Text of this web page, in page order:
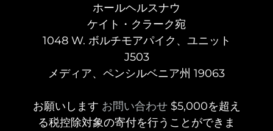
ホールヘルスナウ
ケイト・クラーク宛
1048 W. ボルチモアパイク、ユニット
J503
メディア、ペンシルベニア州 19063
お願いします お問い合わせ$5,000を超え
る税控除対象の寄付を行うことができま